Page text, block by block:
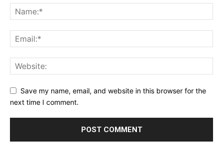
Save my name, email, and website in this browser for the
next time I comment.